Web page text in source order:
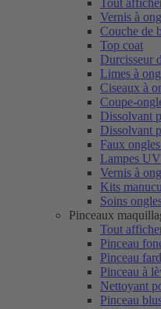
Tout
Vernis à
Couche de
Top coat
Durcisseur
Limes à
Ciseaux à
Coupe-
Dissolvant
Dissolvant
Faux
Lampes UV
Vernis à
Kits
Soins
Pinceaux
Tout
Pinceau
Pinceau
Pinceau à
Nettoyant
Pinceau